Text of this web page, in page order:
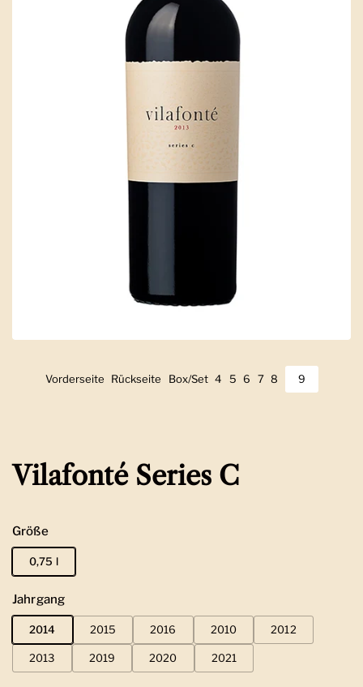
Zeige Folie 1
Vorderseite Zeige Folie 2
Rückseite Zeige Folie 3
Box/Set Zeige Folie 4
4 Zeige Folie 5
5 Zeige Folie 6
6 Zeige Folie 7
7 Zeige Folie 8
8 Zeige Folie
9
Vilafonté Series C
Größe
0,75 l
Jahrgang
2014 2015 2016 2010 2012
2013 2019 2020 2021